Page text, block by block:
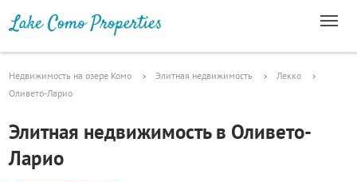
Недвижимость на озере Комо Элитная недвижимость
Лекко
Оливето-Ларио
Элитная недвижимость в Оливето-
Ларио